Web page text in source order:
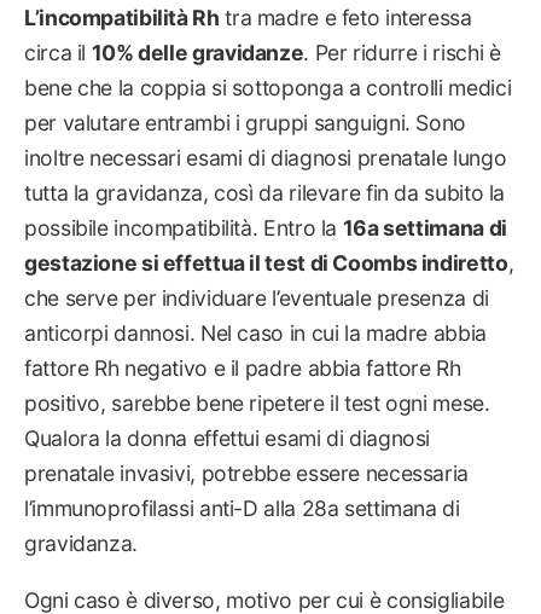
L’incompatibilità Rh tra madre e feto interessa
circa il 10% delle gravidanze. Per ridurre i rischi è
bene che la coppia si sottoponga a controlli medici
per valutare entrambi i gruppi sanguigni. Sono
inoltre necessari esami di diagnosi prenatale lungo
tutta la gravidanza, così da rilevare fin da subito la
possibile incompatibilità. Entro la 16a settimana di
gestazione si effettua il test di Coombs indiretto,
che serve per individuare l’eventuale presenza di
anticorpi dannosi. Nel caso in cui la madre abbia
fattore Rh negativo e il padre abbia fattore Rh
positivo, sarebbe bene ripetere il test ogni mese.
Qualora la donna effettui esami di diagnosi
prenatale invasivi, potrebbe essere necessaria
l’immunoprofilassi anti-D alla 28a settimana di
gravidanza.
Ogni caso è diverso, motivo per cui è consigliabile